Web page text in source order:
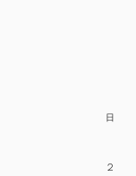
日
2